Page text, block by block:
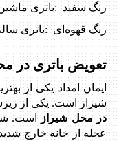
رنگ سفید :باتری
رنگ قهوه‌ای :باتری
تعویض باتری در
ایمان امداد یکی از
شیراز است. یکی از
در محل شیرازاست.
عجله از خانه خارج